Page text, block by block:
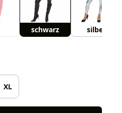
schwarz silber
XL